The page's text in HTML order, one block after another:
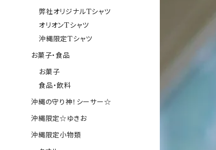
弊社オリジナルTシャツ
オリオンTシャツ
沖縄限定Tシャツ
お菓子・食品
お菓子
食品・飲料
沖縄の守り神！シーサー☆
沖縄限定☆ゆきお
沖縄限定小物類